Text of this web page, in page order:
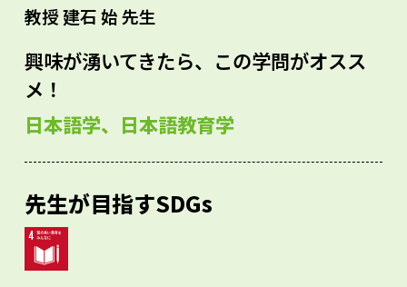
教授 建石 始 先生
興味が湧いてきたら、この学問がオスス
メ！
日本語学、日本語教育学
先生が目指すSDGs